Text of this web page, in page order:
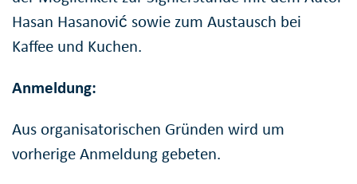
Hasan Hasanović sowie zum Austausch bei
Kaffee und Kuchen.
Anmeldung:
Aus organisatorischen Gründen wird um
vorherige Anmeldung gebeten.